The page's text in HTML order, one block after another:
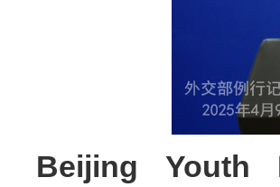
Beijing Youth